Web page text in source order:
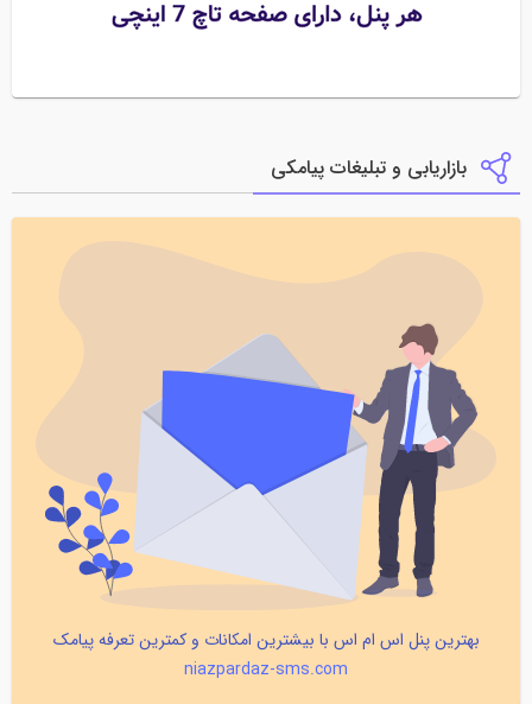
بازاریابی و تبلیغات پیامکی
بهترین پنل اس ام اس با بیشترین امکانات و کمترین تعرفه پیامک
niazpardaz-sms.com